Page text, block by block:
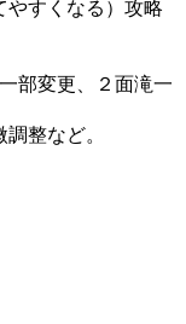
やすくなる）攻略
部変更、２面滝一
整など。